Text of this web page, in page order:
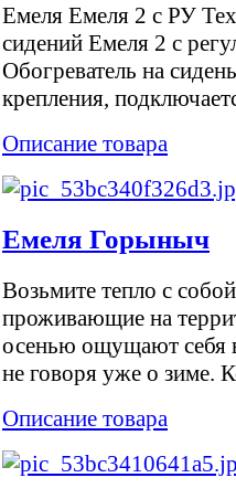
Емеля Емеля 2 с РУ
сидений Емеля 2 с
Обогреватель на
крепления,
Описание товара
Емеля Горыныч
Возьмите тепло с
проживающие на
осенью ощущают себя
не говоря уже о зиме.
Описание товара